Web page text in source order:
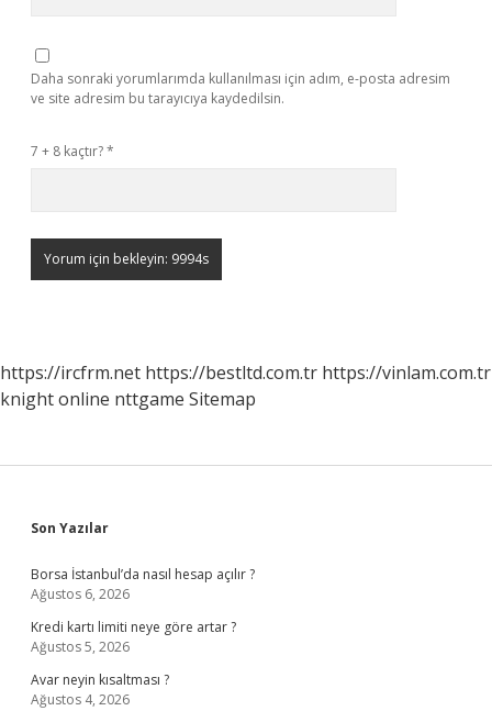
Daha sonraki yorumlarımda kullanılması için adım, e-posta adresim
ve site adresim bu tarayıcıya kaydedilsin.
7 + 8 kaçtır?*
https://ircfrm.net https://bestltd.com.tr https://vinlam.com.tr
knight online nttgame Sitemap
Sidebar
Son Yazılar
Borsa İstanbul’da nasıl hesap açılır ?
Ağustos 6, 2026
Kredi kartı limiti neye göre artar ?
Ağustos 5, 2026
Avar neyin kısaltması ?
Ağustos 4, 2026